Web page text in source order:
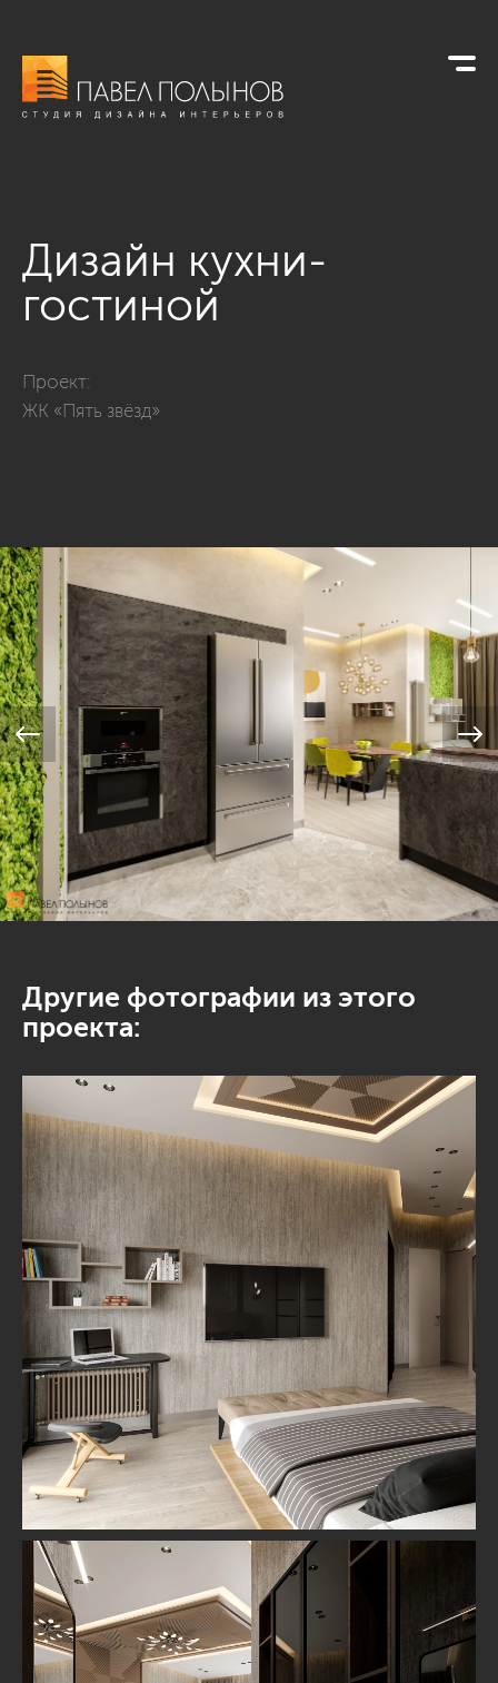
Дизайн кухни-
гостиной
Проект:
ЖК «Пять звёзд»
Другие фотографии из этого
проекта: